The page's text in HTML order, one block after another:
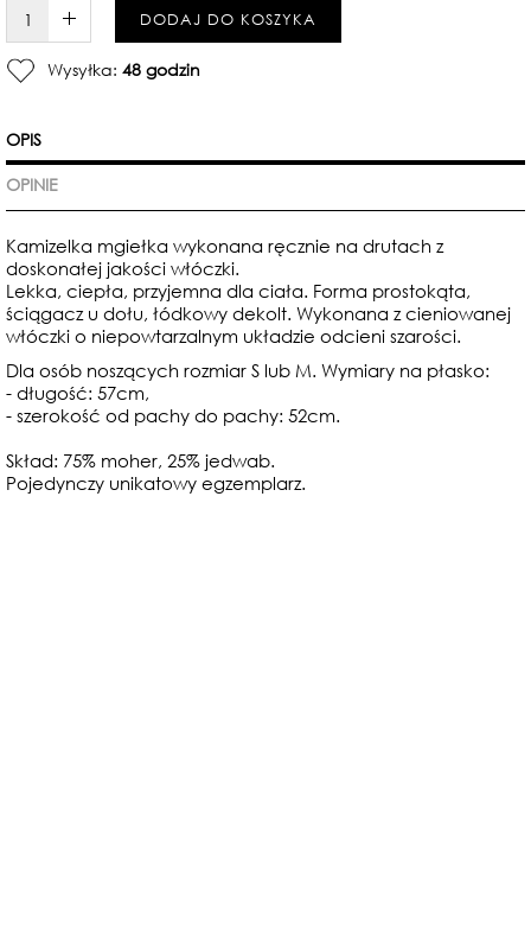
W KOSZYKU :)DODAJ DO KOSZYKA
Wysyłka: 48 godzin
OPIS
OPINIE
Kamizelka mgiełka wykonana ręcznie na drutach z
doskonałej jakości włóczki.
Lekka, ciepła, przyjemna dla ciała. Forma prostokąta,
ściągacz u dołu, łódkowy dekolt. Wykonana z cieniowanej
włóczki o niepowtarzalnym układzie odcieni szarości.
Dla osób noszących rozmiar S lub M. Wymiary na płasko:
- długość: 57cm,
- szerokość od pachy do pachy: 52cm.
Skład: 75% moher, 25% jedwab.
Pojedynczy unikatowy egzemplarz.